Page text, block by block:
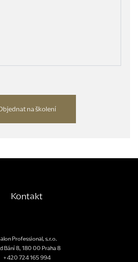
na školení
Kontakt
Professional, s.r.o.
Bání 8,180 00Praha 8
+420 724 165 994